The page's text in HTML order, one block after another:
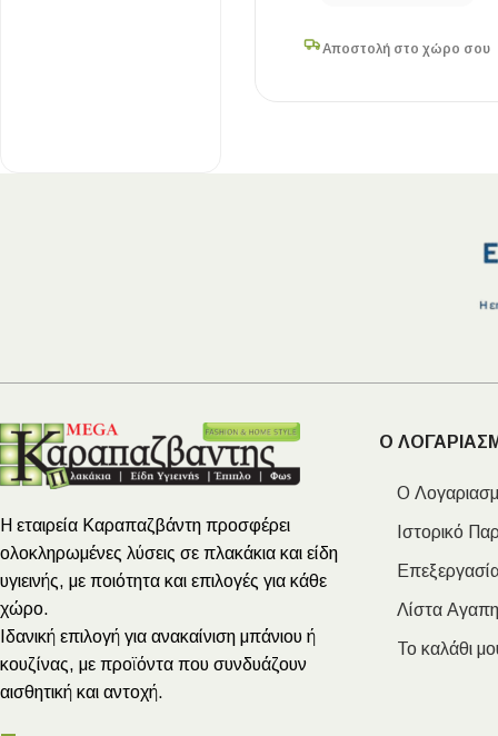
Αποστολή στο χώρο σου
Η εταιρεία Καραπαζβάντη προσφέρει
ολοκληρωμένες λύσεις σε πλακάκια και είδη
υγιεινής, με ποιότητα και επιλογές για κάθε
χώρο.
Ιδανική επιλογή για ανακαίνιση μπάνιου ή
κουζίνας, με προϊόντα που συνδυάζουν
αισθητική και αντοχή.
Ο
Ο
Ιστορικό
Λίστα
Το καλάθι